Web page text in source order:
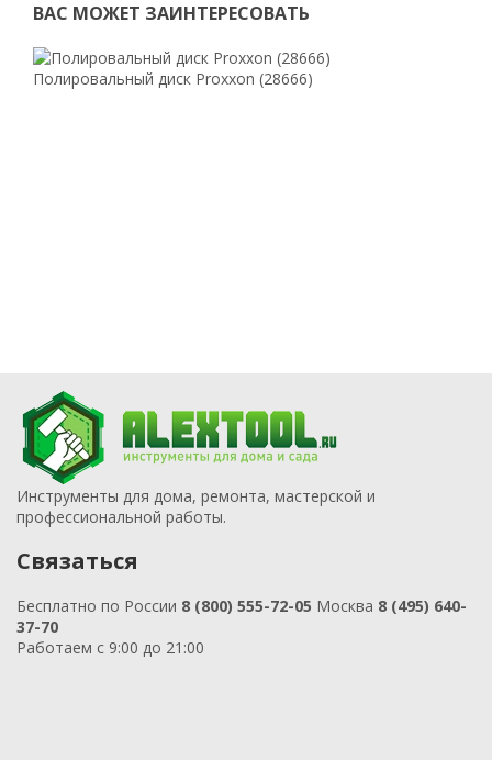
ВАС МОЖЕТ ЗАИНТЕРЕСОВАТЬ
Полировальный диск Proxxon (28666)
Инструменты для дома, ремонта, мастерской и
профессиональной работы.
Связаться
Бесплатно по России 8 (800) 555-72-05 Москва 8 (495) 640-
37-70
Работаем с 9:00 до 21:00